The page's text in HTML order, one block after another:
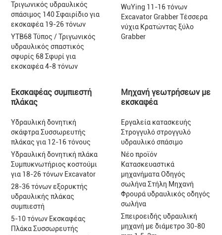
Τριγωνικός υδραυλικός
σπάσιμος 140 Σφαιρίδιο για
εκσκαφέα 19-26 τόνων
YTB68 Τύπος / Τριγωνικός
υδραυλικός σπαστικός
σφυρίς 68 Σφυρί για
εκσκαφέα 4-8 τόνων
WuYing 11-16 τόνων
Excavator Grabber Τέσσερα
νύχια Κρατώντας ξύλο
Grabber
Εκσκαφέας συμπιεστή
πλάκας
Υδραυλική δονητική
σκάφτρα Συσσωρευτής
πλάκας για 12-16 τόνους
Υδραυλική δονητική πλάκα
Συμπυκνωτήριος κοστούμι
για 18-26 τόνων Excavator
28-36 τόνων εξορυκτής
υδραυλικής πλάκας
συμπιεστή
5-10 τόνων Εκσκαφέας
Πλάκα Συσσωρευτής
Μηχανή γεωτρήσεων με
εκσκαφέα
Εργαλεία κατασκευής
Στρογγυλό στρογγυλό
υδραυλικό σπάσιμο
Νέο προϊόν
Κατασκευαστικά
μηχανήματα Οδηγός
σωλήνα Στήλη Μηχανή
Φρουρά υδραυλικός οδηγός
σωλήνα
Σπειροειδής υδραυλική
μηχανή με διάμετρο 30-80